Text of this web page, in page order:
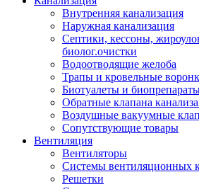
Внутренняя канализация
Наружная канализация
Септики, кессоны,
биолог.очистки
Водоотводящие желоба
Трапы и кровельные
Биотуалеты и
Обратные клапана
Воздушные вакуумные
Сопутствующие товары
Вентиляция
Вентиляторы
Системы вентиляционных
Решетки